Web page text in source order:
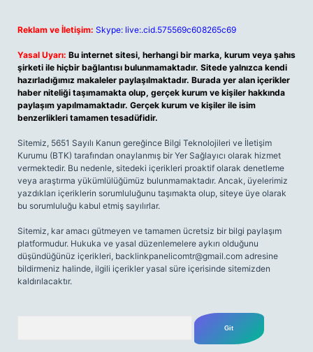
Reklam ve İletişim: Skype: live:.cid.575569c608265c69
Yasal Uyarı: Bu internet sitesi, herhangi bir marka, kurum veya şahıs
şirketi ile hiçbir bağlantısı bulunmamaktadır. Sitede yalnızca kendi
hazırladığımız makaleler paylaşılmaktadır. Burada yer alan içerikler
haber niteliği taşımamakta olup, gerçek kurum ve kişiler hakkında
paylaşım yapılmamaktadır. Gerçek kurum ve kişiler ile isim
benzerlikleri tamamen tesadüfidir.
Sitemiz, 5651 Sayılı Kanun gereğince Bilgi Teknolojileri ve İletişim
Kurumu (BTK) tarafından onaylanmış bir Yer Sağlayıcı olarak hizmet
vermektedir. Bu nedenle, sitedeki içerikleri proaktif olarak denetleme
veya araştırma yükümlülüğümüz bulunmamaktadır. Ancak, üyelerimiz
yazdıkları içeriklerin sorumluluğunu taşımakta olup, siteye üye olarak
bu sorumluluğu kabul etmiş sayılırlar.
Sitemiz, kar amacı gütmeyen ve tamamen ücretsiz bir bilgi paylaşım
platformudur. Hukuka ve yasal düzenlemelere aykırı olduğunu
düşündüğünüz içerikleri, backlinkpanelicomtr@gmail.com adresine
bildirmeniz halinde, ilgili içerikler yasal süre içerisinde sitemizden
kaldırılacaktır.